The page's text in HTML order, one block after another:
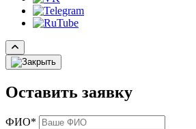
Оставить заявку
ФИО*